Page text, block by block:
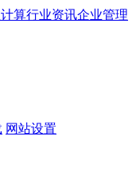
算行业资讯企业管理
网站设置